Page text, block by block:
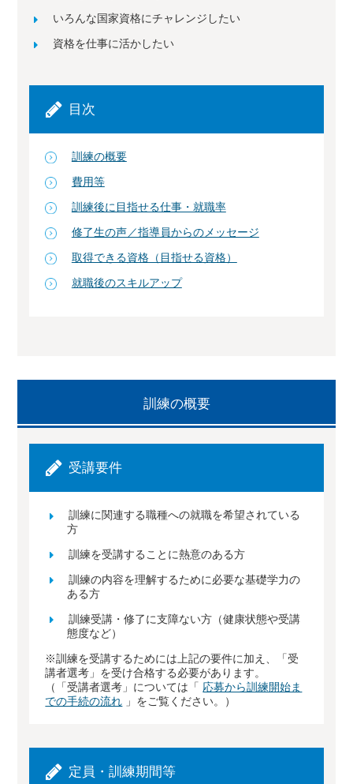
いろんな国家資格にチャレンジしたい
資格を仕事に活かしたい
目次
訓練の概要
費用等
訓練後に目指せる仕事・就職率
修了生の声／指導員からのメッセージ
取得できる資格（目指せる資格）
就職後のスキルアップ
訓練の概要
受講要件
訓練に関連する職種への就職を希望されている
方
訓練を受講することに熱意のある方
訓練の内容を理解するために必要な基礎学力の
ある方
訓練受講・修了に支障ない方（健康状態や受講
態度など）
※訓練を受講するためには上記の要件に加え、「受
講者選考」を受け合格する必要があります。
（「受講者選考」については「 応募から訓練開始ま
での手続の流れ 」をご覧ください。）
定員・訓練期間等